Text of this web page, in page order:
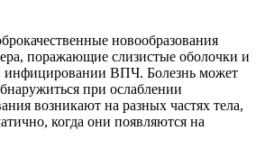
новообразования
поражающие слизистые оболочки и
ВПЧ. Болезнь может
при ослаблении
возникают на разных частях тела,
когда они появляются на